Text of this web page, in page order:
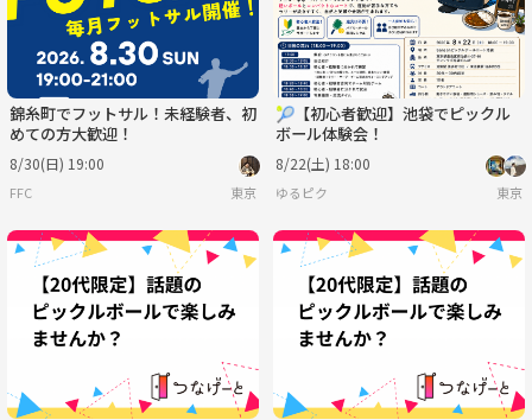
錦糸町でフットサル！未経験者、初
めての方大歓迎！
8/30(日) 19:00
FFC 東京
🎾【初心者歓迎】池袋でピックル
ボール体験会！
8/22(土) 18:00
ゆるピク 東京